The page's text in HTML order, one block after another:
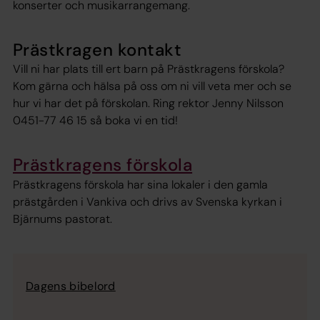
konserter och musikarrangemang.
Prästkragen kontakt
Vill ni har plats till ert barn på Prästkragens förskola?
Kom gärna och hälsa på oss om ni vill veta mer och se
hur vi har det på förskolan. Ring rektor Jenny Nilsson
0451-77 46 15 så boka vi en tid!
Prästkragens förskola
Prästkragens förskola har sina lokaler i den gamla
prästgården i Vankiva och drivs av Svenska kyrkan i
Bjärnums pastorat.
Dagens bibelord